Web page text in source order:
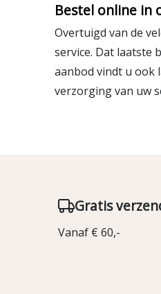
Bestel online in
Overtuigd van de
service. Dat laatste
aanbod vindt u ook
verzorging van uw
Gratis
Vanaf € 60,-